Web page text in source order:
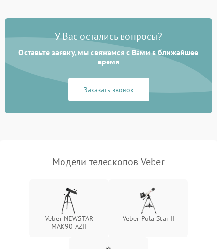
У Вас остались вопросы?
Оставьте заявку, мы свяжемся с Вами в ближайшее
время
Заказать звонок
Модели телескопов Veber
Veber NEWSTAR
MAK90 AZII
Veber PolarStar II